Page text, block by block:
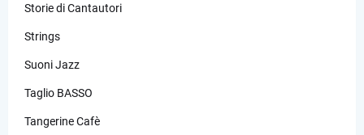
Storie di Cantautori
Strings
Suoni Jazz
Taglio BASSO
Tangerine Cafè